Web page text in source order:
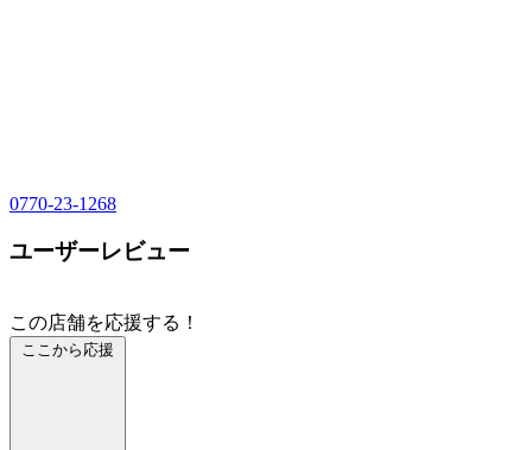
0770-23-1268
ユーザーレビュー
この店舗を応援する！
ここから応援